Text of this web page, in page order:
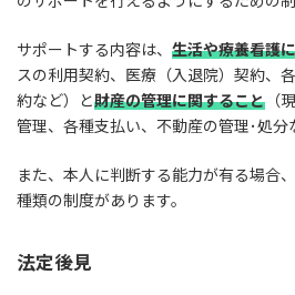
サポートする内容は、 生活や療養看護
スの利用契約、医療（入退院）契約、
約など）と財産の管理に関すること （
管理、各種支払い、不動産の管理･処分
また、本人に判断する能力が有る場合
種類の制度があります。
法定後見